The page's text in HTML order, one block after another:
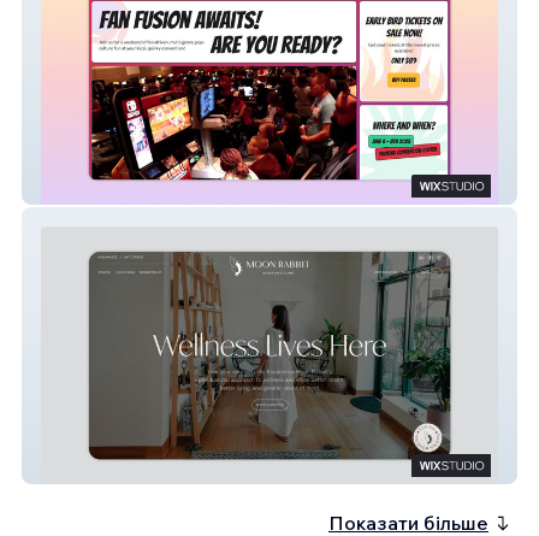
Phoenix Fan Fusion
Moon Rabbit
Показати більше